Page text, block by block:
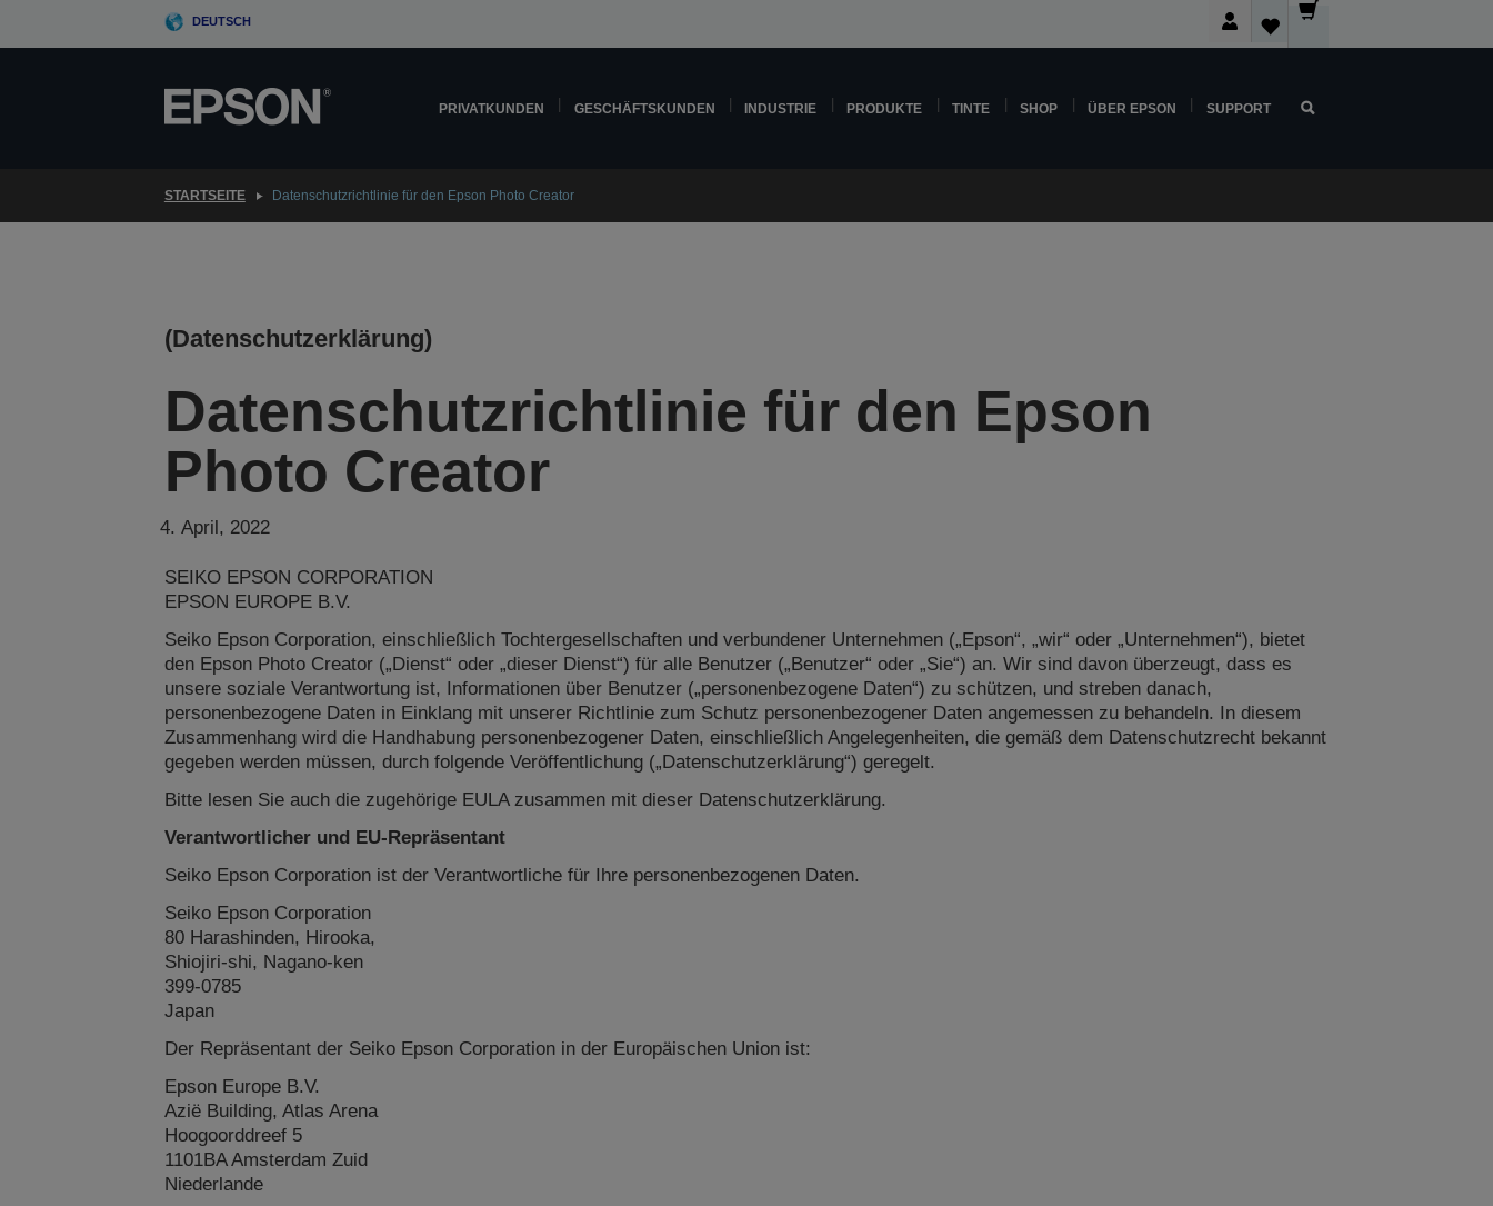
DEUTSCH
PRIVATKUNDEN GESCHÄFTSKUNDEN INDUSTRIE PRODUKTE TINTE SHOP ÜBER EPSON SUPPORT
STARTSEITE Datenschutzrichtlinie für den Epson Photo Creator
(Datenschutzerklärung)
Datenschutzrichtlinie für den Epson
Photo Creator
April, 2022
SEIKO EPSON CORPORATION
EPSON EUROPE B.V.
Seiko Epson Corporation, einschließlich Tochtergesellschaften und verbundener Unternehmen („Epson“, „wir“ oder „Unternehmen“), bietet
den Epson Photo Creator („Dienst“ oder „dieser Dienst“) für alle Benutzer („Benutzer“ oder „Sie“) an. Wir sind davon überzeugt, dass es
unsere soziale Verantwortung ist, Informationen über Benutzer („personenbezogene Daten“) zu schützen, und streben danach,
personenbezogene Daten in Einklang mit unserer Richtlinie zum Schutz personenbezogener Daten angemessen zu behandeln. In diesem
Zusammenhang wird die Handhabung personenbezogener Daten, einschließlich Angelegenheiten, die gemäß dem Datenschutzrecht bekannt
gegeben werden müssen, durch folgende Veröffentlichung („Datenschutzerklärung“) geregelt.
Bitte lesen Sie auch die zugehörige EULA zusammen mit dieser Datenschutzerklärung.
Verantwortlicher und EU-Repräsentant
Seiko Epson Corporation ist der Verantwortliche für Ihre personenbezogenen Daten.
Seiko Epson Corporation
80 Harashinden, Hirooka,
Shiojiri-shi, Nagano-ken
399-0785
Japan
Der Repräsentant der Seiko Epson Corporation in der Europäischen Union ist:
Epson Europe B.V.
Azië Building, Atlas Arena
Hoogoorddreef 5
1101BA Amsterdam Zuid
Niederlande